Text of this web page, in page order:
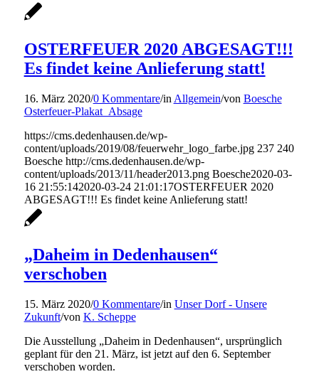
OSTERFEUER 2020 ABGESAGT!!!
Es findet keine Anlieferung statt!
16. März 2020/0 Kommentare/in Allgemein/von Boesche
Osterfeuer-Plakat_Absage
https://cms.dedenhausen.de/wp-
content/uploads/2019/08/feuerwehr_logo_farbe.jpg 237 240
Boesche http://cms.dedenhausen.de/wp-
content/uploads/2013/11/header2013.png Boesche2020-03-
16 21:55:142020-03-24 21:01:17OSTERFEUER 2020
ABGESAGT!!! Es findet keine Anlieferung statt!
„Daheim in Dedenhausen“
verschoben
15. März 2020/0 Kommentare/in Unser Dorf - Unsere
Zukunft/von K. Scheppe
Die Ausstellung „Daheim in Dedenhausen“, ursprünglich
geplant für den 21. März, ist jetzt auf den 6. September
verschoben worden.